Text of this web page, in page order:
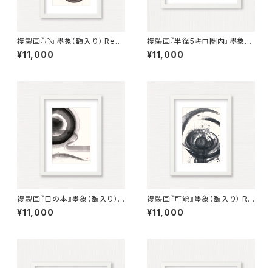
複製画『心』墨象（額入り） Repr
oduction Painting「Heart」
（Framed）
¥11,000
複製画『半径5キロ圏内』墨象
（額入り） Reproduction pain
ting「Within 5km radius」（Fr
¥11,000
複製画『日の本』墨象（額入り）
Reproduction painting「Lan
d of the Rising Sun」（Fram
¥11,000
複製画『可能』墨象（額入り） Re
production painting「possi
ble」（Framed）
¥11,000